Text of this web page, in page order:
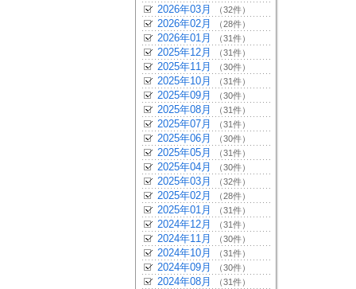
2026年03月 （32件）
2026年02月 （28件）
2026年01月 （31件）
2025年12月 （31件）
2025年11月 （30件）
2025年10月 （31件）
2025年09月 （30件）
2025年08月 （31件）
2025年07月 （31件）
2025年06月 （30件）
2025年05月 （31件）
2025年04月 （30件）
2025年03月 （32件）
2025年02月 （28件）
2025年01月 （31件）
2024年12月 （31件）
2024年11月 （30件）
2024年10月 （31件）
2024年09月 （30件）
2024年08月 （31件）